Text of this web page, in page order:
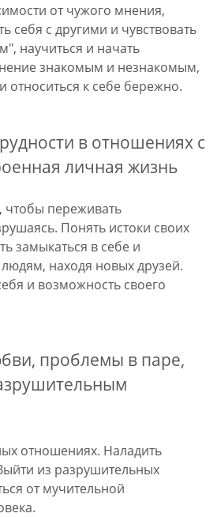
от чужого мнения,
себя с другими и чувствовать
научиться и начать
знакомым и незнакомым,
относиться к себе бережно.
в отношениях с
личная жизнь
чтобы переживать
Понять истоки своих
замыкаться в себе и
находя новых друзей.
и возможность своего
проблемы в паре,
отношениях. Наладить
из разрушительных
от мучительной